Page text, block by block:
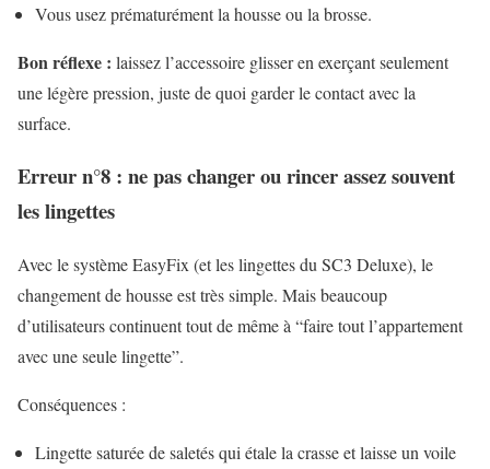
Vous usez prématurément la housse ou la brosse.
Bon réflexe : laissez l’accessoire glisser en exerçant seulement
une légère pression, juste de quoi garder le contact avec la
surface.
Erreur n°8 : ne pas changer ou rincer assez souvent
les lingettes
Avec le système EasyFix (et les lingettes du SC3 Deluxe), le
changement de housse est très simple. Mais beaucoup
d’utilisateurs continuent tout de même à “faire tout l’appartement
avec une seule lingette”.
Conséquences :
Lingette saturée de saletés qui étale la crasse et laisse un voile